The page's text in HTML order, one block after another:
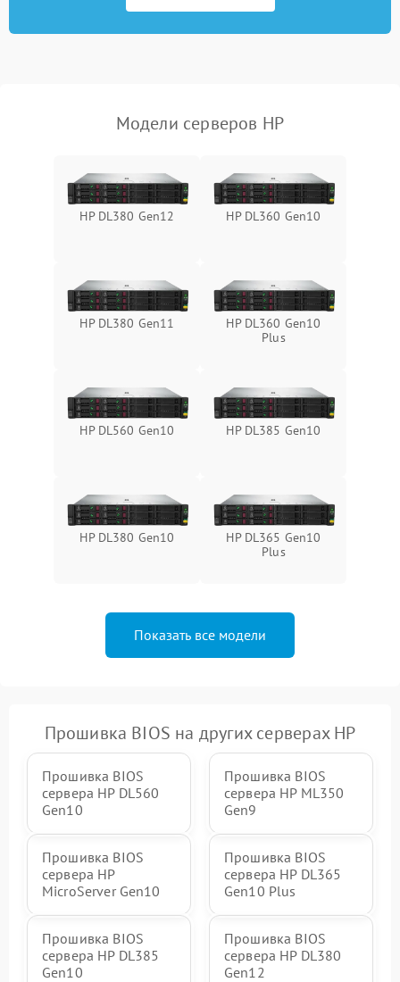
Модели серверов HP
HP DL380 Gen12 HP DL360 Gen10
HP DL380 Gen11
HP DL360 Gen10
Plus
HP DL560 Gen10 HP DL385 Gen10
HP DL380 Gen10
HP DL365 Gen10
Plus
Показать все модели
Прошивка BIOS на других серверах HP
Прошивка BIOS
сервера HP DL560
Gen10
Прошивка BIOS
сервера HP ML350
Gen9
Прошивка BIOS
сервера HP
MicroServer Gen10
Прошивка BIOS
сервера HP DL365
Gen10 Plus
Прошивка BIOS
сервера HP DL385
Gen10
Прошивка BIOS
сервера HP DL380
Gen12